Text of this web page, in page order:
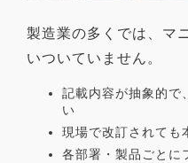
製造業の多くでは、マ
いついていません。
記載内容が抽象的で
い
現場で改訂されても
各部署・製品ごとに